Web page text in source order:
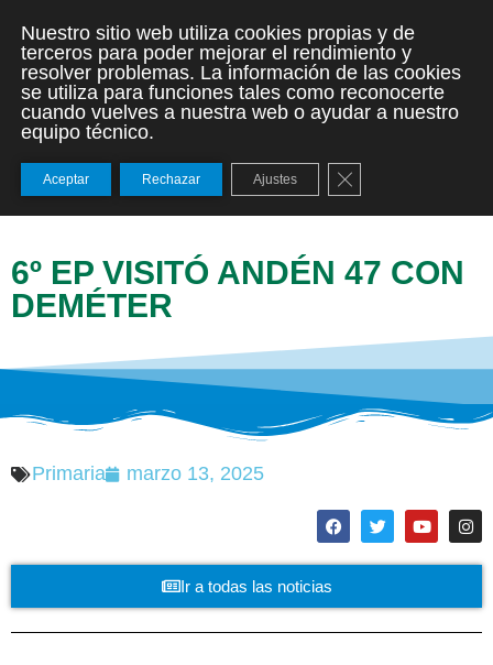
6º EP VISITÓ ANDÉN 47 CON
DEMÉTER
Primaria marzo 13, 2025
Ir a todas las noticias
Nuestro sitio web utiliza cookies propias y de
terceros para poder mejorar el rendimiento y
resolver problemas. La información de las cookies
se utiliza para funciones tales como reconocerte
cuando vuelves a nuestra web o ayudar a nuestro
equipo técnico.
Aceptar Rechazar Ajustes Cerrar el banner de